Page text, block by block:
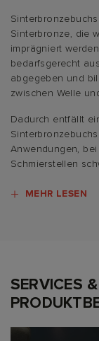
Sinterbronze, die
imprägniert
bedarfsgerecht
abgegeben und
zwischen Welle
Dadurch entfällt
Anwendungen,
Schmierstellen
MEHR LESEN
SERVICES